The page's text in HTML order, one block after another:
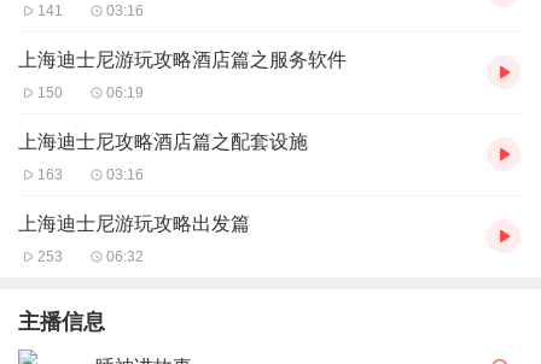
要‼️（下午的巡游表演老娘提前四十分钟占位等卡通车队开
到我们面前又过了十几分钟。车队来临 人群欢动 挥手尖叫
我儿说句 我想大……五味杂陈
141 03:16
上海迪士尼游玩攻略酒店篇之服务软件
150 06:19
上海迪士尼攻略酒店篇之配套设施
163 03:16
上海迪士尼游玩攻略出发篇
253 06:32
主播信息